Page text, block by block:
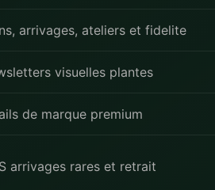
arrivages, ateliers et fidelite
visuelles plantes
de marque premium
arrivages rares et retrait